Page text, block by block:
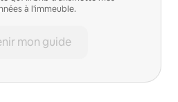
à l'immeuble.
mon guide